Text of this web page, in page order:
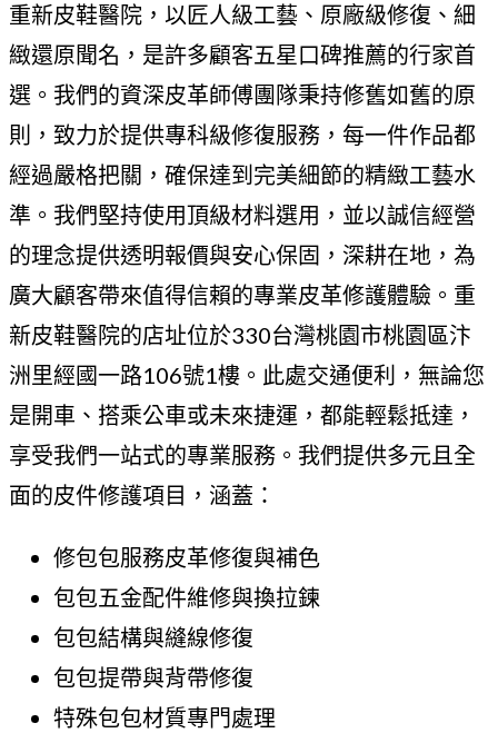
重新皮鞋醫院，以匠人級工藝、原廠級修復、細
緻還原聞名，是許多顧客五星口碑推薦的行家首
選。我們的資深皮革師傅團隊秉持修舊如舊的原
則，致力於提供專科級修復服務，每一件作品都
經過嚴格把關，確保達到完美細節的精緻工藝水
準。我們堅持使用頂級材料選用，並以誠信經營
的理念提供透明報價與安心保固，深耕在地，為
廣大顧客帶來值得信賴的專業皮革修護體驗。重
新皮鞋醫院的店址位於330台灣桃園市桃園區汴
洲里經國一路106號1樓。此處交通便利，無論您
是開車、搭乘公車或未來捷運，都能輕鬆抵達，
享受我們一站式的專業服務。我們提供多元且全
面的皮件修護項目，涵蓋：
修包包服務皮革修復與補色
包包五金配件維修與換拉鍊
包包結構與縫線修復
包包提帶與背帶修復
特殊包包材質專門處理